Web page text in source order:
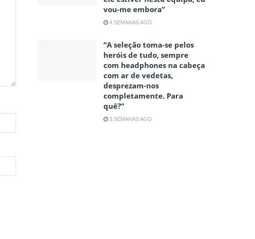
vou-me embora”
4 SEMANAS AGO
“A seleção toma-se pelos
heróis de tudo, sempre
com headphones na cabeça
com ar de vedetas,
desprezam-nos
completamente. Para
quê?”
3 SEMANAS AGO